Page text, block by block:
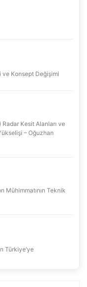
Konsept Değişimi
Radar Kesit Alanları ve
– Oğuzhan
Mühimmatının Teknik
Türkiye’ye